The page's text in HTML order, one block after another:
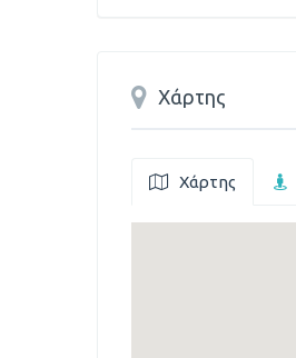
Χάρτης
Χάρτης